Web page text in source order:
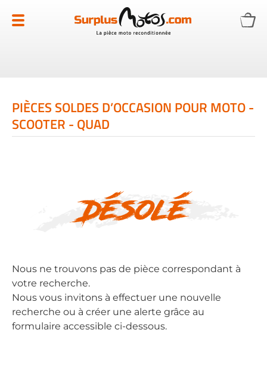
au
contenu
PIÈCES SOLDES D’OCCASION POUR MOTO -
SCOOTER - QUAD
Désolé
Nous ne trouvons pas de pièce correspondant à
votre recherche.
Nous vous invitons à effectuer une nouvelle
recherche ou à créer une alerte grâce au
formulaire accessible ci-dessous.